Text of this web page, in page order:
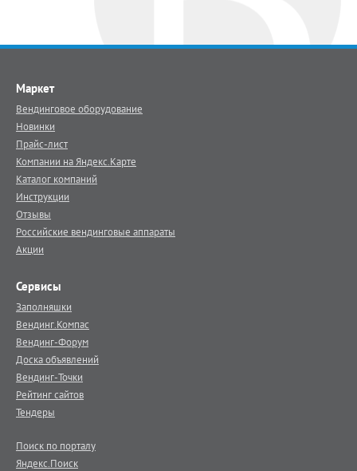
Маркет
Вендинговое оборудование
Новинки
Прайс-лист
Компании на Яндекс.Карте
Каталог компаний
Инструкции
Отзывы
Российские вендинговые аппараты
Акции
Сервисы
Заполняшки
Вендинг.Компас
Вендинг-Форум
Доска объявлений
Вендинг-Точки
Рейтинг сайтов
Тендеры
Поиск по порталу
Яндекс.Поиск